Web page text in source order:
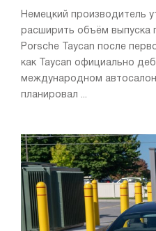
Немецкий производитель
расширить объём выпуска
Porsche Taycan после
как Taycan официально
международном
планировал ...